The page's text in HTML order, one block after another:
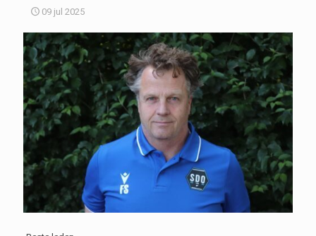
09 jul 2025